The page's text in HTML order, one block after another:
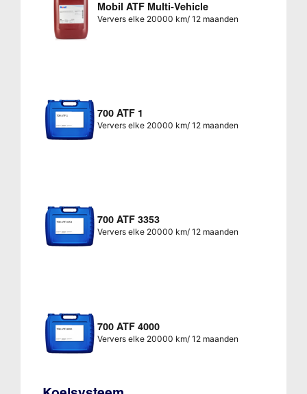
Mobil ATF Multi-Vehicle
Ververs elke 20000 km/ 12 maanden
700 ATF 1
Ververs elke 20000 km/ 12 maanden
700 ATF 3353
Ververs elke 20000 km/ 12 maanden
700 ATF 4000
Ververs elke 20000 km/ 12 maanden